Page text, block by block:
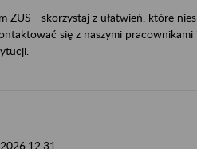
ZUS - skorzystaj z ułatwień, które
się z naszymi
2026.12.31